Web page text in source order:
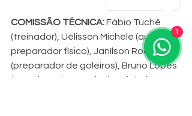
COMISSÃO TÉCNICA: Fábio Tuchê
(treinador), Uélisson Michele (auxiliar e
preparador físico), Janílson Rodrigues
(preparador de goleiros), Bruno Lopes
(coordenador técnico) e Christian
1